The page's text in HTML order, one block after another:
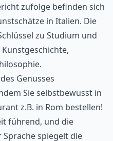
zufolge befinden sich
in Italien. Die
zu Studium und
Genusses
Sie selbstbewusst in
z.B. in Rom bestellen!
führend, und die
spiegelt die